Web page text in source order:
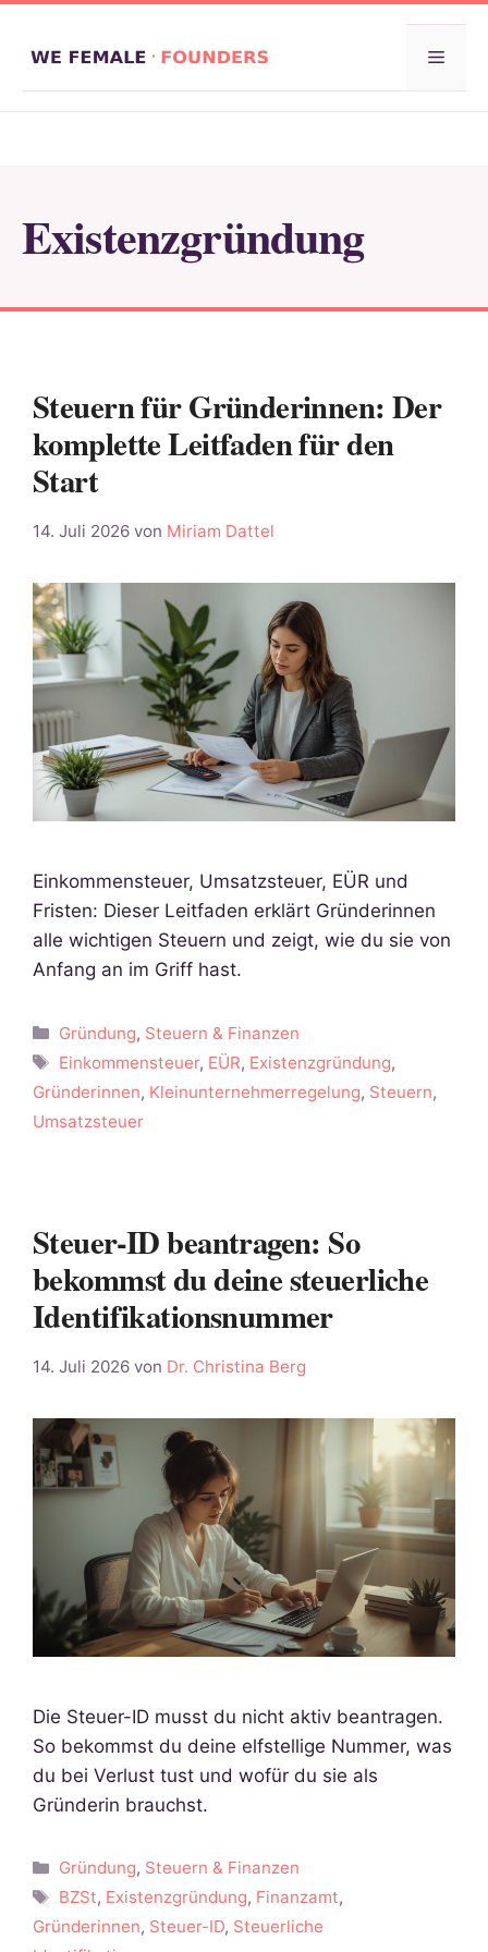
Menü
Existenzgründung
Steuern für Gründerinnen: Der
komplette Leitfaden für den
Start
14. Juli 2026 von Miriam Dattel
Einkommensteuer, Umsatzsteuer, EÜR und
Fristen: Dieser Leitfaden erklärt Gründerinnen
alle wichtigen Steuern und zeigt, wie du sie von
Anfang an im Griff hast.
Kategorien
Gründung, Steuern & Finanzen
Schlagwörter
Einkommensteuer, EÜR, Existenzgründung,
Gründerinnen, Kleinunternehmerregelung, Steuern,
Umsatzsteuer
Steuer-ID beantragen: So
bekommst du deine steuerliche
Identifikationsnummer
14. Juli 2026 von Dr. Christina Berg
Die Steuer-ID musst du nicht aktiv beantragen.
So bekommst du deine elfstellige Nummer, was
du bei Verlust tust und wofür du sie als
Gründerin brauchst.
Kategorien
Gründung, Steuern & Finanzen
Schlagwörter
BZSt, Existenzgründung, Finanzamt,
Gründerinnen, Steuer-ID, Steuerliche